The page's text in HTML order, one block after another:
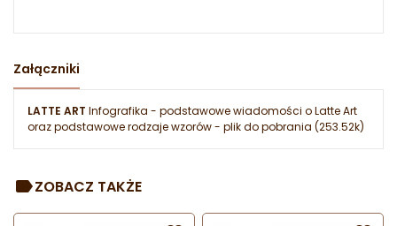
Załączniki
LATTE ART Infografika - podstawowe wiadomości o Latte Art
oraz podstawowe rodzaje wzorów- plik do pobrania (253.52k)
ZOBACZ TAKŻE